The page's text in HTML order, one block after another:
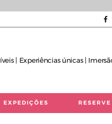
| Experiências únicas |
EXPEDIÇÕES RESERVE